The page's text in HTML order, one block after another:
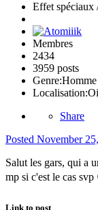
Effet spéciaux
Membres
2434
3959 posts
Genre:Homme
Localisation:
Share
Posted November
Salut les gars, qui a
mp si c'est le cas svp
Link to post